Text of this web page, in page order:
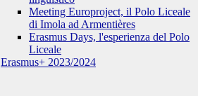
Meeting Europroject, il Polo Liceale
di Imola ad Armentières
Erasmus Days, l'esperienza del Polo
Liceale
Erasmus+ 2023/2024